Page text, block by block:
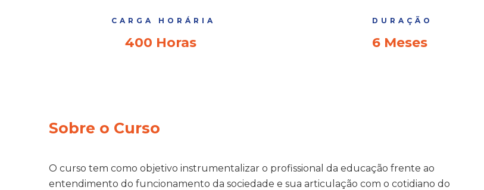
CARGA HORÁRIA
400 Horas
DURAÇÃO
6 Meses
Sobre o Curso
O curso tem como objetivo instrumentalizar o profissional da educação frente ao
entendimento do funcionamento da sociedade e sua articulação com o cotidiano do